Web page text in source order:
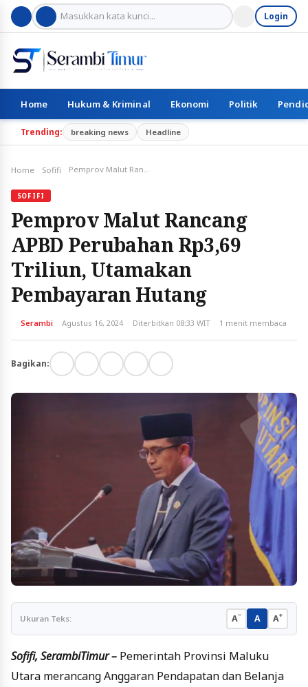
Login
Home Hukum & Kriminal Ekonomi Politik
Trending: breaking news Headline
Home Sofifi Pemprov Malut Rancang APBD Perubahan Rp3,69 Triliun, Utamakan Pembayaran Hutang
SOFIFI
Pemprov Malut Rancang
APBD Perubahan Rp3,69
Triliun, Utamakan
Pembayaran Hutang
Serambi Agustus 16, 2024 Diterbitkan 08:33 WIT 1 menit membaca
Bagikan:
Ukuran Teks: A− A A+
Sofifi, SerambiTimur – Pemerintah Provinsi Maluku
Utara merancang Anggaran Pendapatan dan Belanja